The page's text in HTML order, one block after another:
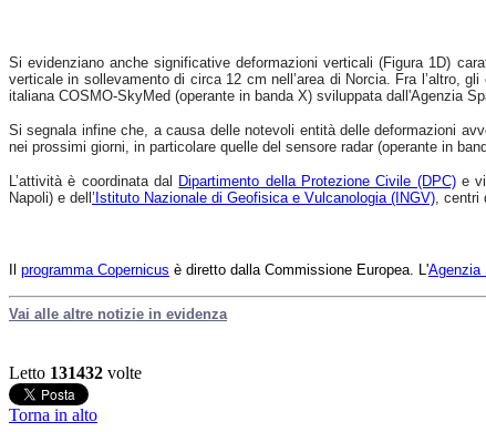
Si evidenziano anche significative deformazioni verticali (Figura 1D)
verticale in sollevamento di circa 12 cm nell’area di Norcia. Fra l’altro,
italiana COSMO-SkyMed (operante in banda X) sviluppata dall'Agenzia
Si segnala infine che, a causa delle notevoli entità delle deformazioni
nei prossimi giorni, in particolare quelle del sensore radar (operante in
L’attività è coordinata dal Dipartimento della Protezione Civile (DPC)e
Napoli) e dell ’Istituto Nazionale di Geofisica e Vulcanologia (INGV) centri
programma Copernicus è diretto dalla Commissione Europea. L'Agenzia
Vai alle altre notizie in evidenza
Letto 131432 volte
Torna in alto